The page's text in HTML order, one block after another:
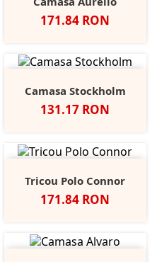
Pret
171.84 RON
Camasa Stockholm
Pret
131.17 RON
Tricou Polo Connor
Pret
171.84 RON